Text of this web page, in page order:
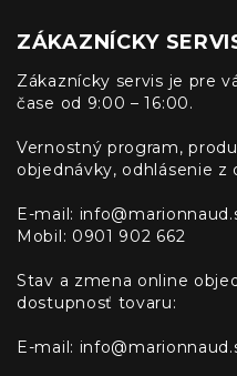
ZÁKAZNÍCKY
Zákaznícky servis je pre
čase od 9:00 – 16:00.
Vernostný program,
objednávky, odhlásenie z
E-mail:
Mobil: 0901 902 662
Stav a zmena online
dostupnosť tovaru:
E-mail: